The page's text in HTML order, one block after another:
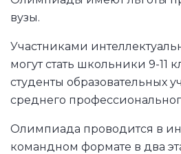
вузы.
Участниками
могут стать школьники 9-11
студенты образовательных
среднего
Олимпиада проводится в
командном формате в два